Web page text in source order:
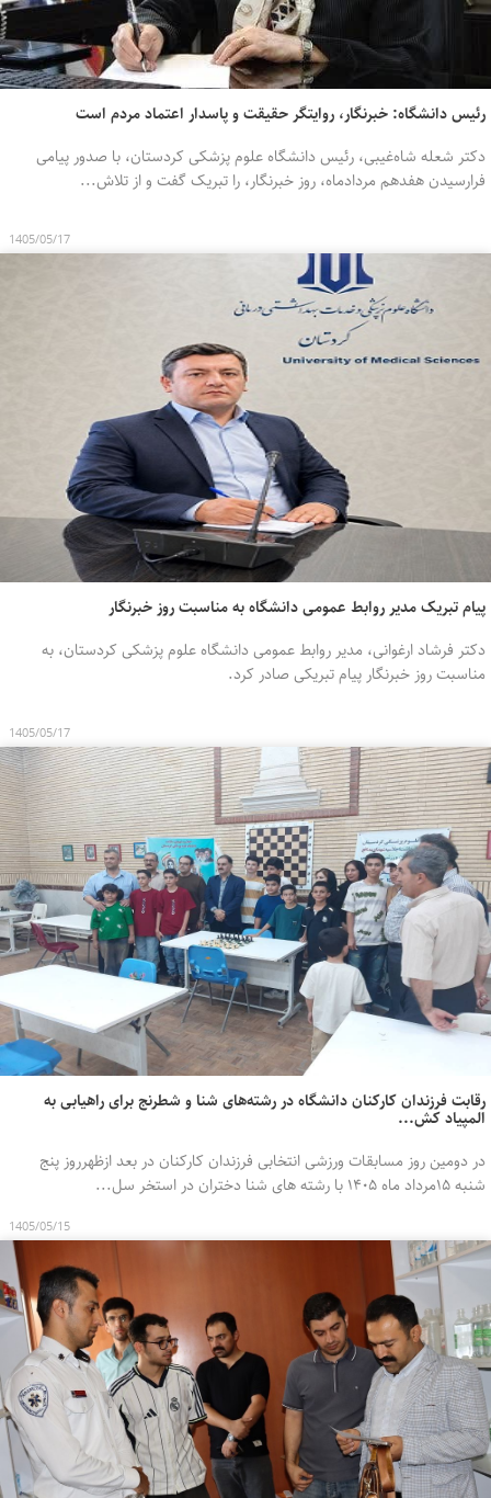
رئیس دانشگاه: خبرنگار، روایتگر حقیقت و پاسدار اعتماد مردم است
دکتر شعله شاه‌غیبی، رئیس دانشگاه علوم پزشکی کردستان، با صدور پیامی
فرارسیدن هفدهم مردادماه، روز خبرنگار، را تبریک گفت و از تلاش‌...
1405/05/17
پیام تبریک مدیر روابط عمومی دانشگاه به مناسبت روز خبرنگار
دکتر فرشاد ارغوانی، مدیر روابط عمومی دانشگاه علوم پزشکی کردستان، به
مناسبت روز خبرنگار پیام تبریکی صادر کرد.
1405/05/17
رقابت فرزندان کارکنان دانشگاه در رشته‌های شنا و شطرنج برای راهیابی به
المپیاد کش...
در دومین روز مسابقات ورزشی انتخابی فرزندان کارکنان در بعد ازظهرروز پنج
شنبه ۱۵مرداد ماه ۱۴۰۵ با رشته های شنا دختران در استخر سل...
1405/05/15